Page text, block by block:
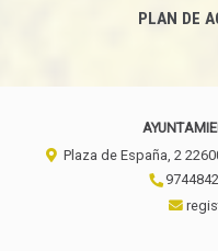
PLAN DE
Plaza de España, 2